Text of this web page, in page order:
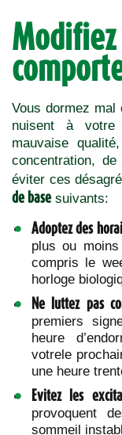
Modifiez
Vous dormez mal
nuisent à
mauvaise
concentration,
éviter ces
de base suivants:
Adoptez des
plus ou
compris le
horloge
Ne luttez pas
premiers
heure
votrele
une heure
Evitez les
provoquent
sommeil